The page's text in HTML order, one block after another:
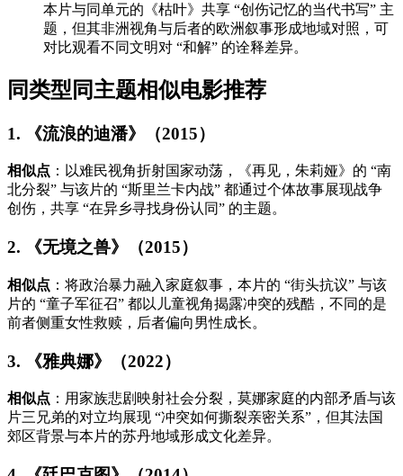
本片与同单元的《枯叶》共享 “创伤记忆的当代书写” 主
题，但其非洲视角与后者的欧洲叙事形成地域对照，可
对比观看不同文明对 “和解” 的诠释差异。
同类型同主题相似电影推荐
1. 《流浪的迪潘》（2015）
相似点 ：以难民视角折射国家动荡，《再见，朱莉娅》的 “南
北分裂” 与该片的 “斯里兰卡内战” 都通过个体故事展现战争
创伤，共享 “在异乡寻找身份认同” 的主题。
2. 《无境之兽》（2015）
相似点 ：将政治暴力融入家庭叙事，本片的 “街头抗议” 与该
片的 “童子军征召” 都以儿童视角揭露冲突的残酷，不同的是
前者侧重女性救赎，后者偏向男性成长。
3. 《雅典娜》（2022）
相似点 ：用家族悲剧映射社会分裂，莫娜家庭的内部矛盾与该
片三兄弟的对立均展现 “冲突如何撕裂亲密关系”，但其法国
郊区背景与本片的苏丹地域形成文化差异。